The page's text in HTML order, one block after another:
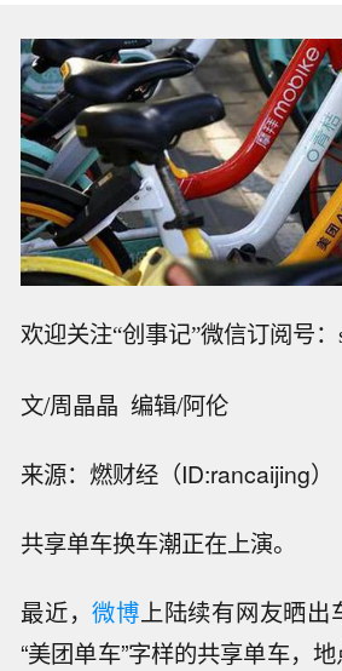
欢迎关注“创事记”微信订阅号：
文/周晶晶 编辑/阿伦
来源：燃财经（ID:rancaijing）
共享单车换车潮正在上演。
最近，微博 上陆续有网友晒
“美团单车”字样的共享单车，地